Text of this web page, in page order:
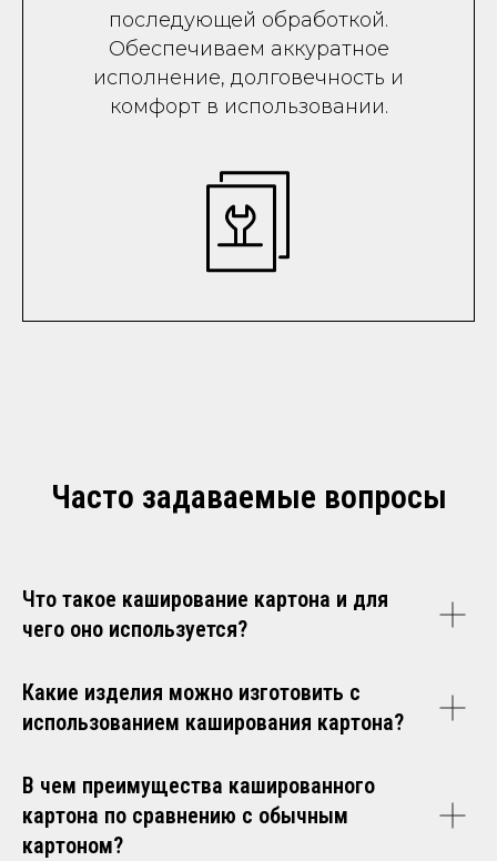
последующей обработкой.
Обеспечиваем аккуратное
исполнение, долговечность и
комфорт в использовании.
Часто задаваемые вопросы
Что такое каширование картона и для
чего оно используется?
Какие изделия можно изготовить с
использованием каширования картона?
В чем преимущества кашированного
картона по сравнению с обычным
картоном?